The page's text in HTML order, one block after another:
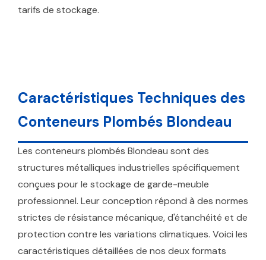
tarifs de stockage.
Caractéristiques Techniques des
Conteneurs Plombés Blondeau
Les conteneurs plombés Blondeau sont des
structures métalliques industrielles spécifiquement
conçues pour le stockage de garde-meuble
professionnel. Leur conception répond à des normes
strictes de résistance mécanique, d'étanchéité et de
protection contre les variations climatiques. Voici les
caractéristiques détaillées de nos deux formats